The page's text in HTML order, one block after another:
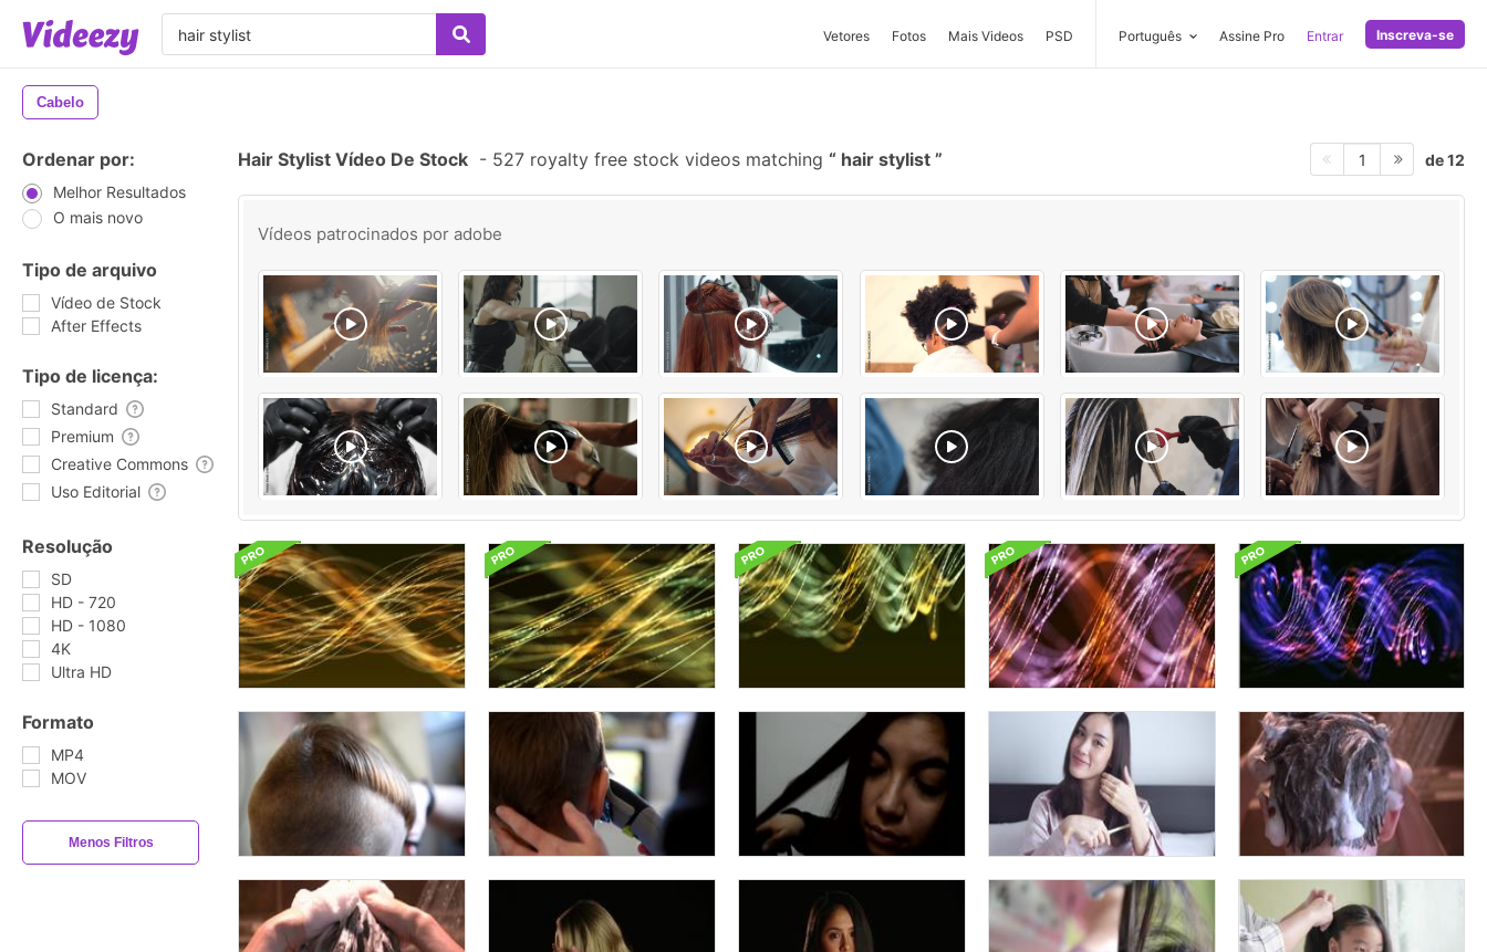
Vetores Fotos Mais Videos PSD Português Assine Pro Entrar Inscreva-se
Cabelo
Ordenar por:
Melhor Resultados
O mais novo
Tipo de arquivo
Vídeo de Stock
After Effects
Tipo de licença:
Standard
Premium
Creative Commons
Uso Editorial
Resolução
SD
HD - 720
HD - 1080
4K
Ultra HD
Formato
MP4
MOV
Menos Filtros
Hair Stylist Vídeo De Stock - 527 royalty free stock videos matching hair stylist 1 de 12
Vídeos patrocinados por adobe